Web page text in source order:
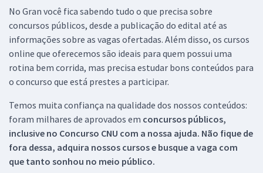
No Gran você fica sabendo tudo o que precisa sobre
concursos públicos, desde a publicação do edital até as
informações sobre as vagas ofertadas. Além disso, os cursos
online que oferecemos são ideais para quem possui uma
rotina bem corrida, mas precisa estudar bons conteúdos para
o concurso que está prestes a participar.
Temos muita confiança na qualidade dos nossos conteúdos:
foram milhares de aprovados em concursos públicos,
inclusive no Concurso CNU com a nossa ajuda. Não fique de
fora dessa, adquira nossos cursos e busque a vaga com
que tanto sonhou no meio público.